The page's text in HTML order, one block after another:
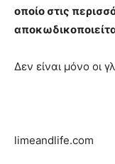
οποίο στις
Δεν είναι μόνο οι
limeandlife.com